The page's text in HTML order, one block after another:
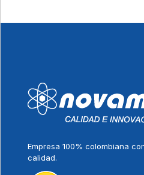
Empresa 100% colombiana
calidad.